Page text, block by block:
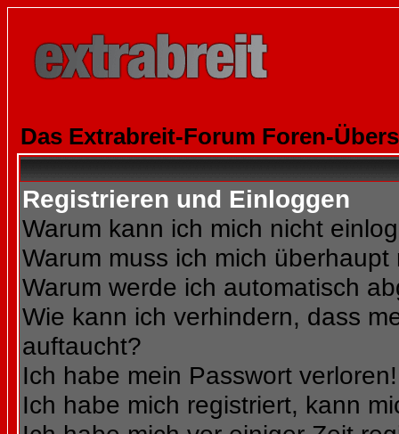
Das Extrabreit-Forum Foren-
Registrieren und Einloggen
Warum kann ich mich nicht
Warum muss ich mich überhaupt
Warum werde ich automatisch
Wie kann ich verhindern, dass
auftaucht?
Ich habe mein Passwort verloren!
Ich habe mich registriert, kann